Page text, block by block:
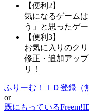
【便利2】
気になるゲーム
う」と思ったゲ
【便利3】
お気に入りのク
修正・追加アッ
リ！
ふりーむ！ＩＤ登録（
or
既にもっている